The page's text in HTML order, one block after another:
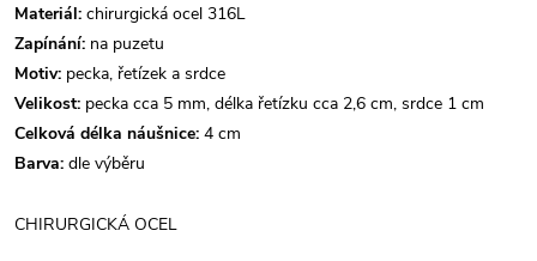
Materiál: chirurgická ocel 316L
Zapínání: na puzetu
Motiv: pecka, řetízek a srdce
Velikost: pecka cca 5 mm, délka řetízku cca 2,6 cm, srdce 1 cm
Celková délka náušnice: 4 cm
Barva: dle výběru
CHIRURGICKÁ OCEL